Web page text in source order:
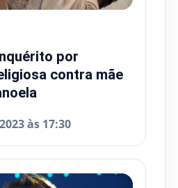
por
contra mãe
às 17:30